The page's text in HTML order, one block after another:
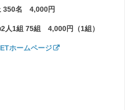
350名 4,000円
人1組 75組 4,000円（1組）
ホームページ